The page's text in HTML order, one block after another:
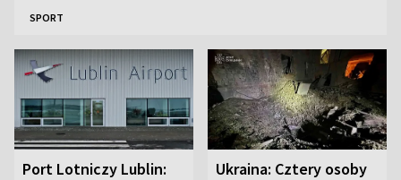
SPORT
Port Lotniczy Lublin:
Ukraina: Cztery osoby